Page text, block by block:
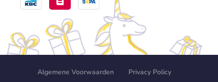
Algemene Voorwaarden Privacy Policy